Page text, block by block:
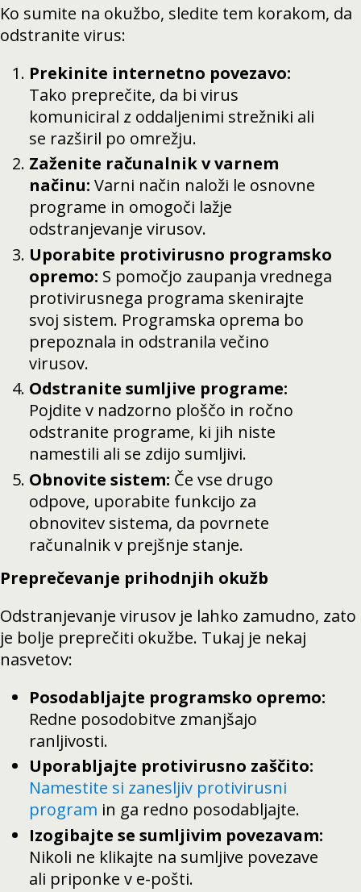
Ko sumite na okužbo, sledite tem korakom, da
odstranite virus:
Prekinite internetno povezavo:
Tako preprečite, da bi virus
komuniciral z oddaljenimi strežniki ali
se razširil po omrežju.
Zaženite računalnik v varnem
načinu: Varni način naloži le osnovne
programe in omogoči lažje
odstranjevanje virusov.
Uporabite protivirusno programsko
opremo: S pomočjo zaupanja vrednega
protivirusnega programa skenirajte
svoj sistem. Programska oprema bo
prepoznala in odstranila večino
virusov.
Odstranite sumljive programe:
Pojdite v nadzorno ploščo in ročno
odstranite programe, ki jih niste
namestili ali se zdijo sumljivi.
Obnovite sistem: Če vse drugo
odpove, uporabite funkcijo za
obnovitev sistema, da povrnete
računalnik v prejšnje stanje.
Preprečevanje prihodnjih okužb
Odstranjevanje virusov je lahko zamudno, zato
je bolje preprečiti okužbe. Tukaj je nekaj
nasvetov:
Posodabljajte programsko opremo:
Redne posodobitve zmanjšajo
ranljivosti.
Uporabljajte protivirusno zaščito:
Namestite si zanesljiv protivirusni
program in ga redno posodabljajte.
Izogibajte se sumljivim povezavam:
Nikoli ne klikajte na sumljive povezave
ali priponke v e-pošti.